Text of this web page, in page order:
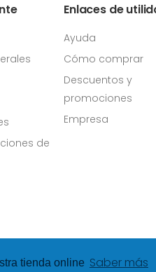
tienda online Saber más
de
Enlaces de
Ayuda
Cómo comprar
Descuentos y
promociones
Empresa